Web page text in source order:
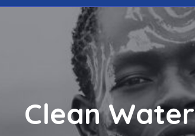
Clean Water